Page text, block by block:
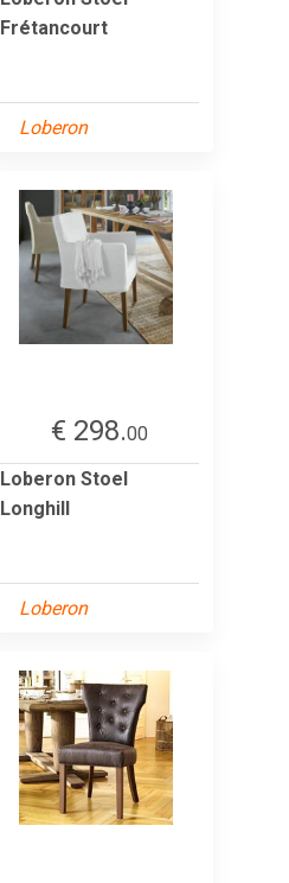
Frétancourt
Loberon
€ 298.00
Loberon Stoel
Longhill
Loberon